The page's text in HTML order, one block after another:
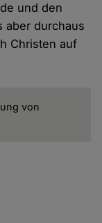
und den
aber durchaus
Christen auf
von